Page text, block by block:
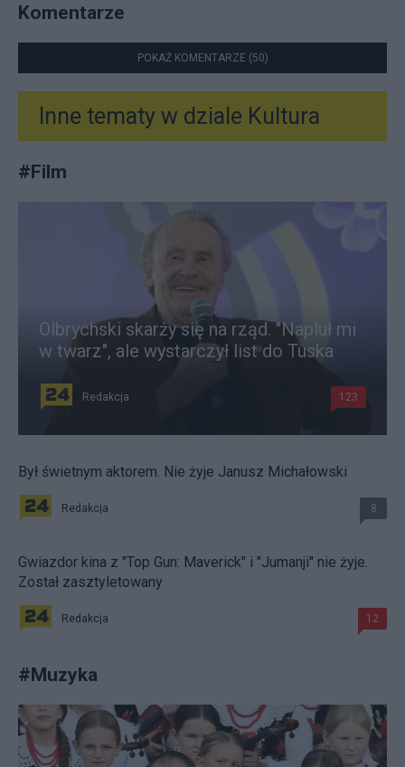
Komentarze
POKAŻ KOMENTARZE (50)
Inne tematy w dziale Kultura
#Film
Olbrychski skarży się na rząd. "Napluł mi
w twarz", ale wystarczył list do Tuska
Redakcja 123
Był świetnym aktorem. Nie żyje Janusz Michałowski
Redakcja 8
Gwiazdor kina z "Top Gun: Maverick" i "Jumanji" nie żyje.
Został zasztyletowany
Redakcja 12
#Muzyka